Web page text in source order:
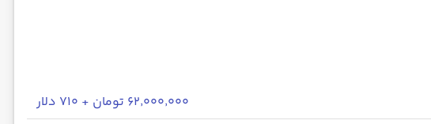
۶۲٬۰۰۰٬۰۰۰ تومان + ۷۱۰ دلار